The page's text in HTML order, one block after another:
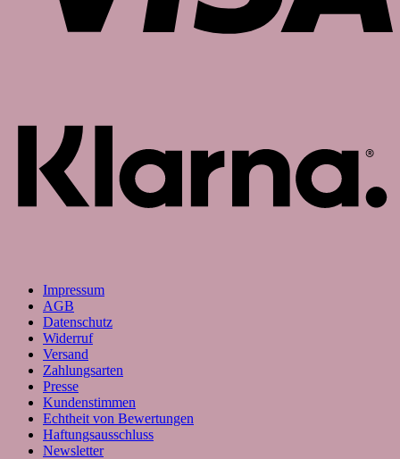
Impressum
AGB
Datenschutz
Widerruf
Versand
Zahlungsarten
Presse
Kundenstimmen
Echtheit von Bewertungen
Haftungsausschluss
Newsletter